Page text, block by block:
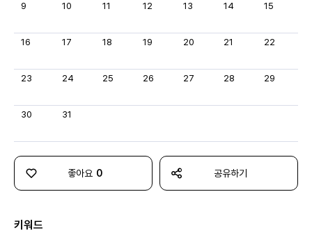
9 10 11 12 13 14 15
16 17 18 19 20 21 22
23 24 25 26 27 28 29
30 31
좋아요 0 공유하기
키워드